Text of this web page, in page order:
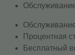
Процентная
Бесплатный